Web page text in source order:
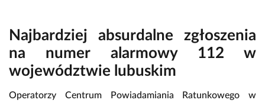
Najbardziej absurdalne zgłoszenia
na numer alarmowy 112 w
województwie lubuskim
Operatorzy Centrum Powiadamiania Ratunkowego w